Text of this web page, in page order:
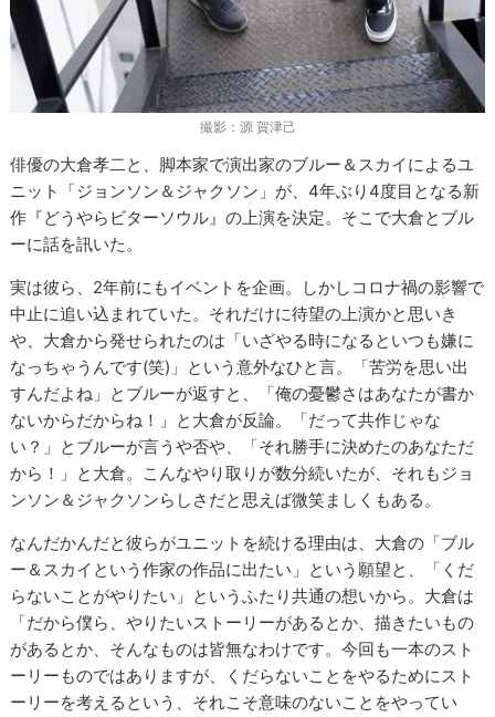
撮影：源 賀津己
俳優の大倉孝二と、脚本家で演出家のブルー＆スカイによるユ
ニット「ジョンソン＆ジャクソン」が、4年ぶり4度目となる新
作『どうやらビターソウル』の上演を決定。そこで大倉とブル
ーに話を訊いた。
実は彼ら、2年前にもイベントを企画。しかしコロナ禍の影響で
中止に追い込まれていた。それだけに待望の上演かと思いき
や、大倉から発せられたのは「いざやる時になるといつも嫌に
なっちゃうんです(笑)」という意外なひと言。「苦労を思い出
すんだよね」とブルーが返すと、「俺の憂鬱さはあなたが書か
ないからだからね！」と大倉が反論。「だって共作じゃな
い？」とブルーが言うや否や、「それ勝手に決めたのあなただ
から！」と大倉。こんなやり取りが数分続いたが、それもジョ
ンソン＆ジャクソンらしさだと思えば微笑ましくもある。
なんだかんだと彼らがユニットを続ける理由は、大倉の「ブル
ー＆スカイという作家の作品に出たい」という願望と、「くだ
らないことがやりたい」というふたり共通の想いから。大倉は
「だから僕ら、やりたいストーリーがあるとか、描きたいもの
があるとか、そんなものは皆無なわけです。今回も一本のスト
ーリーものではありますが、くだらないことをやるためにスト
ーリーを考えるという、それこそ意味のないことをやってい